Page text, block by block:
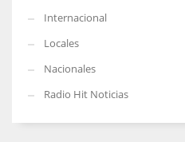
Internacional
Locales
Nacionales
Radio Hit Noticias